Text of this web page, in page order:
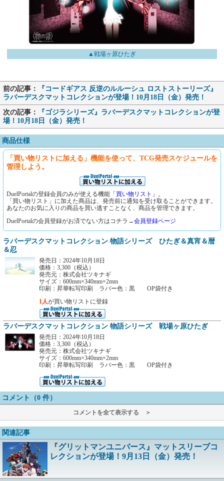
▲戦場ヶ原ひたぎ
前の記事：
『コードギアス 反逆のルルーシュ ロストストーリーズ』
ラバーデスクマットコレクションが登場！10月18日（金）発売！
次の記事：
『ゴジラシリーズ』ラバーデスクマットコレクションが登
場！10月18日（金）発売！
商品仕様
「買い物リストに加える」機能を使って、TCG発売スケジュールを
管理しよう。
DuelPortalの登録会員のみが使える機能 「買い物リスト」 。
「買い物リスト」に加えた商品は、発売前に通知を受け取ることができます。
あなたのお気に入りの商品を買い逃すことなく、商品を管理できます。
DuelPortalの会員登録がお済でない方はコチラ→会員登録ページ
ラバーデスクマットコレクション 物語シリーズ ひたぎ＆真宵＆暦
＆忍
発売日：2024年10月18日
価格：3,300（税込）
発売元：株式会社ツキナギ
サイズ：600mm×340mm×2mm
印刷：昇華転写印刷 ラバー色：黒 OP袋付き
1人が買い物リストに登録
ラバーデスクマットコレクション 物語シリーズ 戦場ヶ原ひたぎ
発売日：2024年10月18日
価格：3,300（税込）
発売元：株式会社ツキナギ
サイズ：600mm×340mm×2mm
印刷：昇華転写印刷 ラバー色：黒 OP袋付き
コメント（0 件）
コメントを全て表示する ＞
関連記事
『グリットマンユニバース』マットスリーブコ
レクションが登場！9月13日（金）発売！